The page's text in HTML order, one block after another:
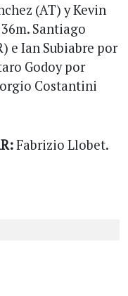
(AT) y Kevin
Santiago
e Ian Subiabre por
Godoy por
Costantini
Fabrizio Llobet.